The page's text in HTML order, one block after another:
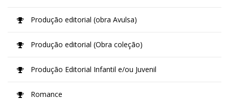
Produção editorial (obra Avulsa)
Produção editorial (Obra coleção)
Produção Editorial Infantil e/ou Juvenil
Romance